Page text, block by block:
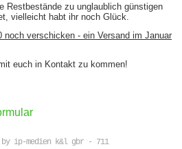
Restbestände zu unglaublich günstigen
vielleicht habt ihr noch Glück.
verschicken - ein Versand im Januar
euch in Kontakt zu kommen!
by ip-medien k&l gbr - 711